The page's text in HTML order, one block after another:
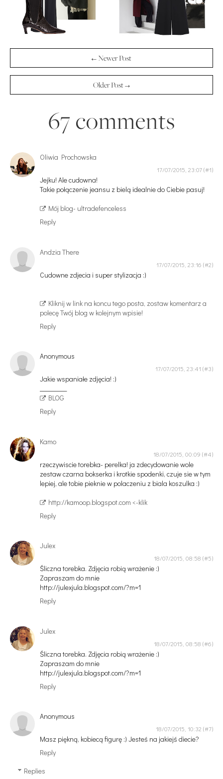
← Newer Post
Older Post →
67 comments
Oliwia Prochowska
17/07/2015, 23:07
Jejku! Ale cudowna!
Takie połączenie jeansu z bielą idealnie do Ciebie pasuj!
Mój blog- ultradefenceless
Reply
Andzia There
17/07/2015, 23:16
Cudowne zdjecia i super stylizacja :)
Kliknij w link na koncu tego posta, zostaw komentarz a
polecę Twój blog w kolejnym wpisie!
Reply
Anonymous
17/07/2015, 23:41
Jakie wspaniałe zdjęcia! :)
BLOG
Reply
Kamo
18/07/2015, 00:09
rzeczywiscie torebka- perelka! ja zdecydowanie wole
zestaw czarna bokserka i krotkie spodenki, czuje sie w tym
lepiej, ale tobie pieknie w polaczeniu z biala koszulka :)
http://kamoop.blogspot.com <-klik
Reply
Julex
18/07/2015, 08:58
Śliczna torebka. Zdjęcia robią wrażenie :)
Zapraszam do mnie
http://julexjula.blogspot.com/?m=1
Reply
Julex
18/07/2015, 08:58
Śliczna torebka. Zdjęcia robią wrażenie :)
Zapraszam do mnie
http://julexjula.blogspot.com/?m=1
Reply
Anonymous
18/07/2015, 10:32
Masz piękną, kobiecą figurę :) Jesteś na jakiejś diecie?
Reply
Replies